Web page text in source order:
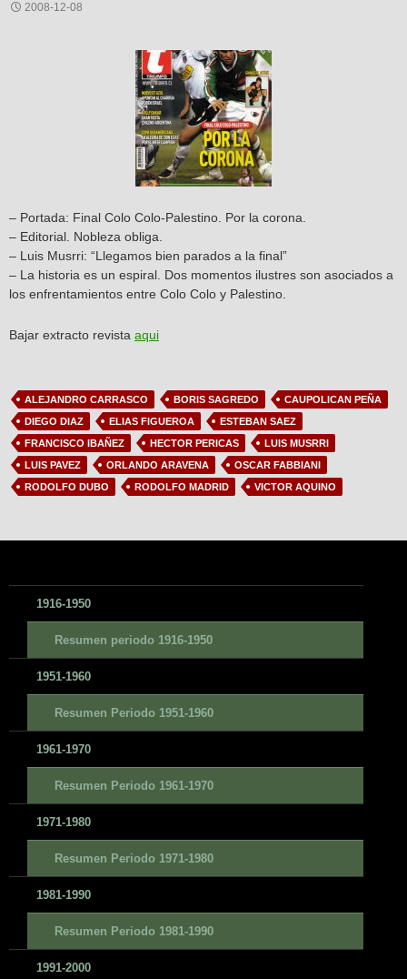
2008-12-08
– Portada: Final Colo Colo-Palestino. Por la corona.
– Editorial. Nobleza obliga.
– Luis Musrri: “Llegamos bien parados a la final”
– La historia es un espiral. Dos momentos ilustres son asociados a
los enfrentamientos entre Colo Colo y Palestino.
Bajar extracto revista aqui
ALEJANDRO CARRASCO BORIS SAGREDO
CAUPOLICAN PEÑA
DIEGO DIAZ
ELIAS FIGUEROA
ESTEBAN SAEZ
FRANCISCO IBAÑEZ
HECTOR PERICAS
LUIS MUSRRI
LUIS PAVEZ
ORLANDO ARAVENA
OSCAR FABBIANI
RODOLFO DUBO
RODOLFO MADRID VICTOR AQUINO
1916-1950
Resumen periodo 1916-1950
1951-1960
Resumen Periodo 1951-1960
1961-1970
Resumen Periodo 1961-1970
1971-1980
Resumen Periodo 1971-1980
1981-1990
Resumen Periodo 1981-1990
1991-2000